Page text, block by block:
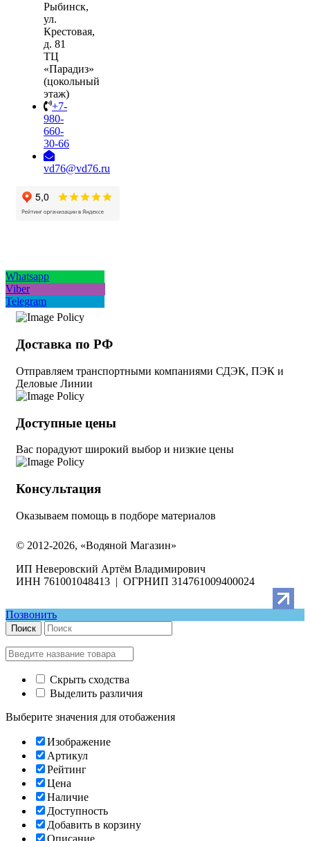
Рыбинск,
ул.
Крестовая,
д. 81
ТЦ
«Парадиз»
(цокольный
этаж)
+7-
980-
660-
30-66
vd76@vd76.ru
Whatsapp
Viber
Telegram
Доставка по РФ
Отправляем транспортными компаниями СДЭК, ПЭК и
Деловые Линии
Доступные цены
Вас порадуют широкий выбор и низкие цены
Консультация
Оказываем помощь в подборе материалов
© 2012-2026, «Водяной Магазин»
ИП Неверовский Артём Владимирович
ИНН 761001048413 | ОГРНИП 314761009400024
Позвонить
Поиск
Скрыть сходства
Выделить различия
Выберите значения для отобажения
Изображение
Артикул
Рейтинг
Цена
Наличие
Доступность
Добавить в корзину
Описание